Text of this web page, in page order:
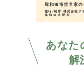
あなた
解